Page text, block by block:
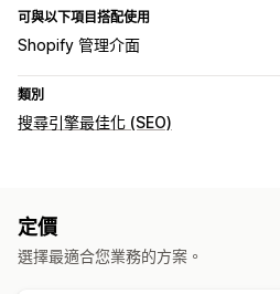
可與以下項目搭配使用
Shopify 管理介面
類別
搜尋引擎最佳化 (SEO)
網站索引
本地搜尋引擎最佳化 (SEO)
定價
選擇最適合您業務的方案。